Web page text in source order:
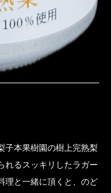
子本果樹園の樹上完熟梨
れるスッキリしたラガー
理と一緒に頂くと、のど